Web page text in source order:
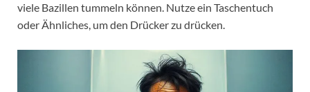
viele Bazillen tummeln können. Nutze ein Taschentuch
oder Ähnliches, um den Drücker zu drücken.